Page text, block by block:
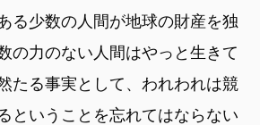
る少数の人間が地球の財産を独
の力のない人間はやっと生きて
たる事実として、われわれは競
ということを忘れてはならない